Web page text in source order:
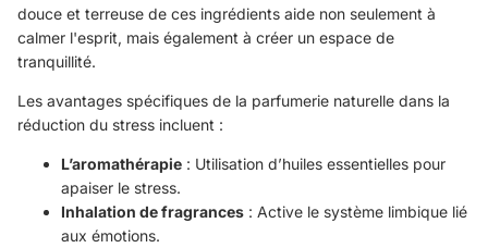
douce et terreuse de ces ingrédients aide non seulement à
calmer l'esprit, mais également à créer un espace de
tranquillité.
Les avantages spécifiques de la parfumerie naturelle dans la
réduction du stress incluent :
L’aromathérapie : Utilisation d’huiles essentielles pour
apaiser le stress.
Inhalation de fragrances : Active le système limbique lié
aux émotions.